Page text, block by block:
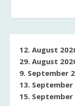
12. August
29. August
9. September
13. September
15. September